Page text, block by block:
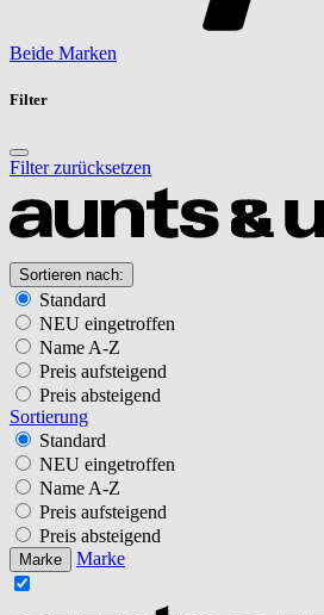
Beide Marken
Filter
Filter zurücksetzen
Sortieren nach:
Standard
NEU eingetroffen
Name A-Z
Preis aufsteigend
Preis absteigend
Sortierung
Standard
NEU eingetroffen
Name A-Z
Preis aufsteigend
Preis absteigend
Marke Marke